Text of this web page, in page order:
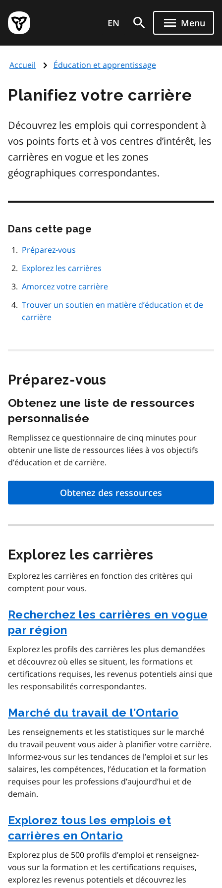
au
contenu
principal
Page
d'accueil
de
EN Menu
Accueil Éducation et apprentissage
Planifiez votre carrière
Découvrez les emplois qui correspondent à
vos points forts et à vos centres d’intérêt, les
carrières en vogue et les zones
géographiques correspondantes.
Dans cette page
page
Préparez-vous
Explorez les carrières
Amorcez votre carrière
Trouver un soutien en matière d’éducation et de
carrière
Préparez-vous
Obtenez une liste de ressources
personnalisée
Remplissez ce questionnaire de cinq minutes pour
obtenir une liste de ressources liées à vos objectifs
d’éducation et de carrière.
Obtenez des ressources
Explorez les carrières
Explorez les carrières en fonction des critères qui
comptent pour vous.
Recherchez les carrières en vogue
par région
Explorez les profils des carrières les plus demandées
et découvrez où elles se situent, les formations et
certifications requises, les revenus potentiels ainsi que
les responsabilités correspondantes.
Marché du travail de l’Ontario
Les renseignements et les statistiques sur le marché
du travail peuvent vous aider à planifier votre carrière.
Informez-vous sur les tendances de l’emploi et sur les
salaires, les compétences, l’éducation et la formation
requises pour les professions d’aujourd’hui et de
demain.
Explorez tous les emplois et
carrières en Ontario
Explorez plus de 500 profils d’emploi et renseignez-
vous sur la formation et les certifications requises,
explorez les revenus potentiels et découvrez les